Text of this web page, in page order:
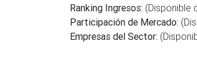
Ranking Ingresos: (Disponible
Participación de Mercado:
Empresas del Sector: